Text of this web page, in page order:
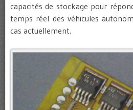
capacités de stockage pour
temps réel des véhicules
cas actuellement.